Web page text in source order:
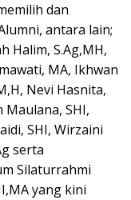
dan
antara lain;
Halim, S.Ag,MH,
MA, Ikhwan
Nevi Hasnita,
Maulana, SHI,
SHI, Wirzaini
serta
Silaturrahmi
yang kini